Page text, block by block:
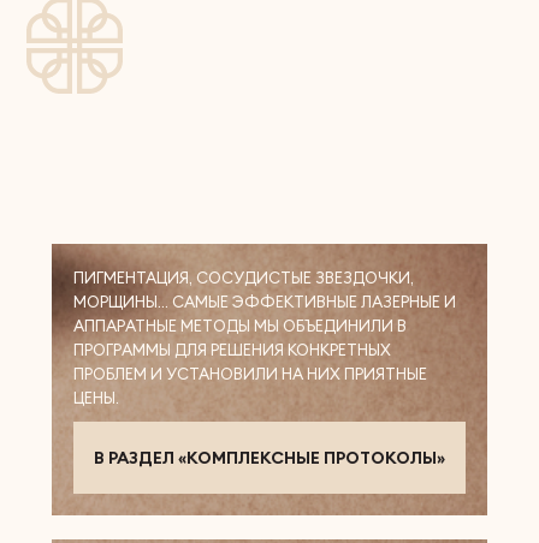
В РАЗДЕЛ «КОМПЛЕКСНЫЕ ПРОТОКОЛЫ»
ПИГМЕНТАЦИЯ, СОСУДИСТЫЕ ЗВЕЗДОЧКИ,
МОРЩИНЫ… САМЫЕ ЭФФЕКТИВНЫЕ ЛАЗЕРНЫЕ И
АППАРАТНЫЕ МЕТОДЫ МЫ ОБЪЕДИНИЛИ В
ПРОГРАММЫ ДЛЯ РЕШЕНИЯ КОНКРЕТНЫХ
ПРОБЛЕМ И УСТАНОВИЛИ НА НИХ ПРИЯТНЫЕ
ЦЕНЫ.